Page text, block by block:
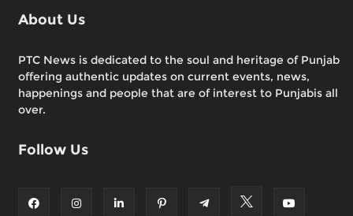
About Us
PTC News is dedicated to the soul and heritage of Punjab
offering authentic updates on current events, news,
happenings and people that are of interest to Punjabis all
over.
Follow Us